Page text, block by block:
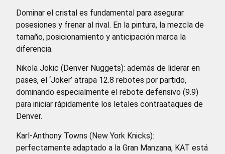
Dominar el cristal es fundamental para asegurar
posesiones y frenar al rival. En la pintura, la mezcla de
tamaño, posicionamiento y anticipación marca la
diferencia.
Nikola Jokic (Denver Nuggets): además de liderar en
pases, el ‘Joker’ atrapa 12.8 rebotes por partido,
dominando especialmente el rebote defensivo (9.9)
para iniciar rápidamente los letales contraataques de
Denver.
Karl-Anthony Towns (New York Knicks):
perfectamente adaptado a la Gran Manzana, KAT está